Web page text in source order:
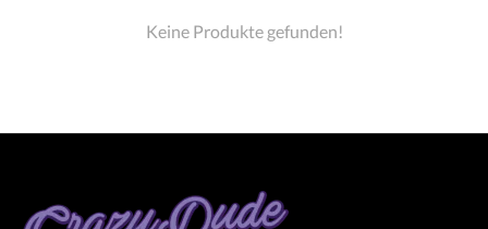
Keine Produkte gefunden!